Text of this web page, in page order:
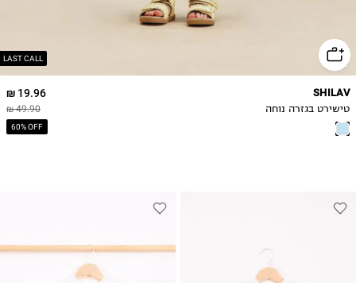
LAST CALL
19.96 ₪
49.90 ₪
60% OFF
SHILAV
טישירט בגזרה נוחה